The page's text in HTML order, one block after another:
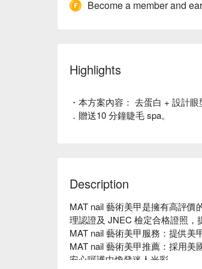
Become a member and
Highlights
・本方案內容： 去蛋白 + 設計
．贈送10 分鐘睫毛 spa。
Description
MAT nail 藝術美甲是擁有高評
理認證及 JNEC 檢定合格證照，
MAT nail 藝術美甲服務：提供美
MAT nail 藝術美甲推薦：採用美
安心呵護中煥發迷人光彩。